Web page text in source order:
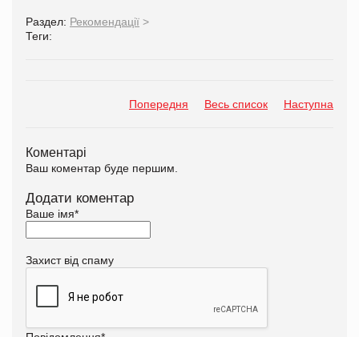
Раздел: Рекомендації >
Теги:
Попередня Весь список Наступна
Коментарі
Ваш коментар буде першим.
Додати коментар
Ваше імя*
Захист від спаму